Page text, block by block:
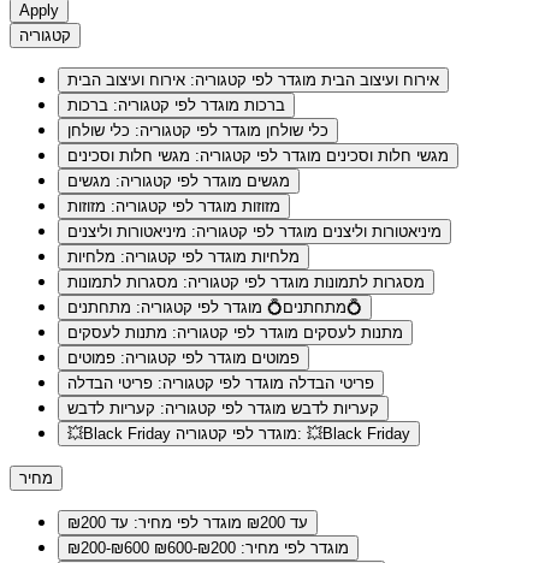
Apply
קטגוריה
אירוח ועיצוב הבית מוגדר לפי קטגוריה: אירוח ועיצוב הבית
ברכות מוגדר לפי קטגוריה: ברכות
כלי שולחן מוגדר לפי קטגוריה: כלי שולחן
מגשי חלות וסכינים מוגדר לפי קטגוריה: מגשי חלות וסכינים
מגשים מוגדר לפי קטגוריה: מגשים
מזוזות מוגדר לפי קטגוריה: מזוזות
מיניאטורות וליצנים מוגדר לפי קטגוריה: מיניאטורות וליצנים
מלחיות מוגדר לפי קטגוריה: מלחיות
מסגרות לתמונות מוגדר לפי קטגוריה: מסגרות לתמונות
מתחתנים💍מוגדר לפי קטגוריה: מתחתנים💍
מתנות לעסקים מוגדר לפי קטגוריה: מתנות לעסקים
פמוטים מוגדר לפי קטגוריה: פמוטים
פריטי הבדלה מוגדר לפי קטגוריה: פריטי הבדלה
קעריות לדבש מוגדר לפי קטגוריה: קעריות לדבש
💥Black Friday
מוגדר לפי קטגוריה: 💥Black Friday
מחיר
עד ₪200
מוגדר לפי מחיר: עד ₪200
₪200-₪600
מוגדר לפי מחיר: ₪200-₪600